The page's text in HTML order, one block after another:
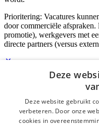
Prioritering: Vacatures
door commerciële
promotie), werkgevers met
directe partners (versus
Inloggen als bedrijf
E-mail*
Wachtwoord
Deze
Deze website gebruikt
verbeteren. Door onze
cookies in